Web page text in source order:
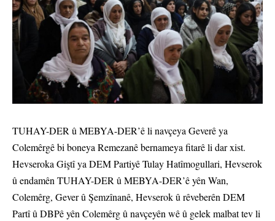
TUHAY-DER û MEBYA-DER’ê li navçeya Geverê ya
Colemêrgê bi boneya Remezanê bernameya fitarê li dar xist.
Hevseroka Giştî ya DEM Partiyê Tulay Hatîmogullari, Hevserok
û endamên TUHAY-DER û MEBYA-DER’ê yên Wan,
Colemêrg, Gever û Şemzînanê, Hevserok û rêveberên DEM
Partî û DBPê yên Colemêrg û navçeyên wê û gelek malbat tev li